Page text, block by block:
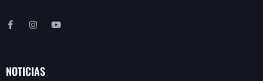
NOTICIAS